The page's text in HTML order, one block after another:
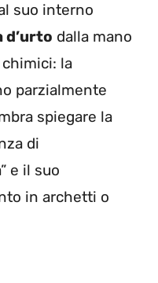
suo interno
d’urto dalla mano
la
parzialmente
spiegare la
di
e il suo
in archetti o